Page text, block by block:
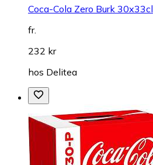
Coca-Cola Zero Burk 30x33cl
fr.
232 kr
hos Delitea